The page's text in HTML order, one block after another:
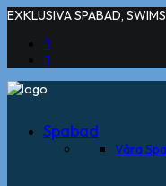
EXKLUSIVA SPABAD,
Spabad
Våra